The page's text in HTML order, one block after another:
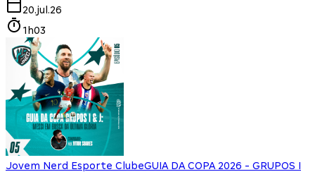
20.jul.26
1h03
Jovem Nerd Esporte ClubeGUIA DA COPA 2026 - GRUPOS I